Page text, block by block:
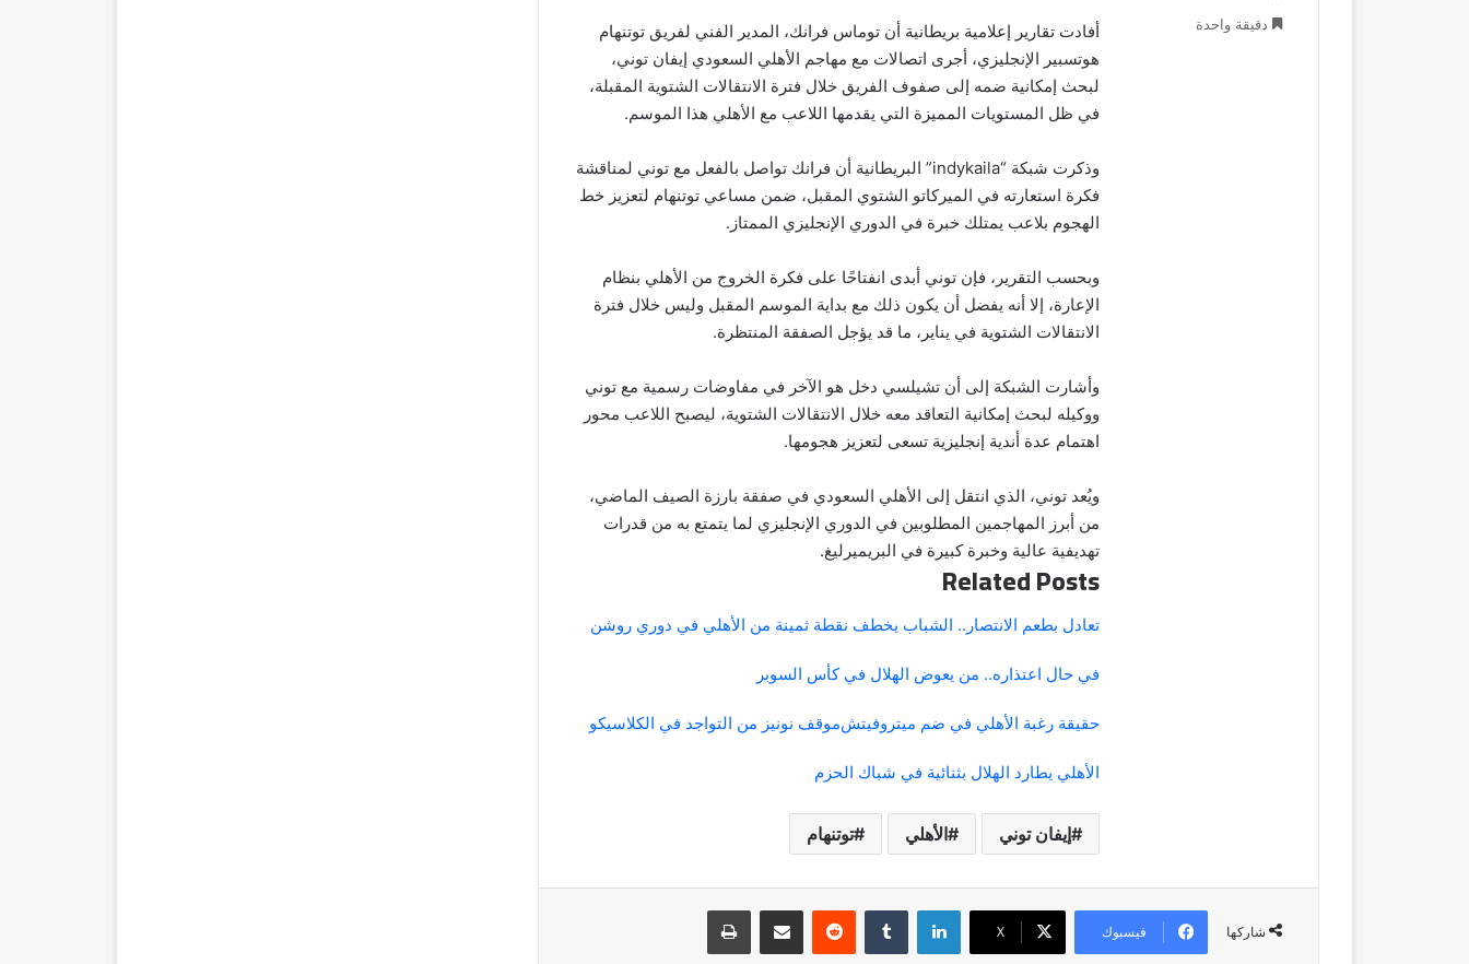
أفادت تقارير إعلامية بريطانية أن توماس فرانك، المدير الفني لفريق توتنهام
هوتسبير الإنجليزي، أجرى اتصالات مع مهاجم الأهلي السعودي إيفان توني،
لبحث إمكانية ضمه إلى صفوف الفريق خلال فترة الانتقالات الشتوية المقبلة،
في ظل المستويات المميزة التي يقدمها اللاعب مع الأهلي هذا الموسم.
وذكرت شبكة “indykaila” البريطانية أن فرانك تواصل بالفعل مع توني لمناقشة
فكرة استعارته في الميركاتو الشتوي المقبل، ضمن مساعي توتنهام لتعزيز خط
الهجوم بلاعب يمتلك خبرة في الدوري الإنجليزي الممتاز.
وبحسب التقرير، فإن توني أبدى انفتاحًا على فكرة الخروج من الأهلي بنظام
الإعارة، إلا أنه يفضل أن يكون ذلك مع بداية الموسم المقبل وليس خلال فترة
الانتقالات الشتوية في يناير، ما قد يؤجل الصفقة المنتظرة.
وأشارت الشبكة إلى أن تشيلسي دخل هو الآخر في مفاوضات رسمية مع توني
ووكيله لبحث إمكانية التعاقد معه خلال الانتقالات الشتوية، ليصبح اللاعب محور
اهتمام عدة أندية إنجليزية تسعى لتعزيز هجومها.
ويُعد توني، الذي انتقل إلى الأهلي السعودي في صفقة بارزة الصيف الماضي،
من أبرز المهاجمين المطلوبين في الدوري الإنجليزي لما يتمتع به من قدرات
تهديفية عالية وخبرة كبيرة في البريميرليغ.
Related Posts
تعادل بطعم الانتصار.. الشباب يخطف نقطة ثمينة من الأهلي في دوري روشن
في حال اعتذاره.. من يعوض الهلال في كأس السوبر
حقيقة رغبة الأهلي في ضم ميتروفيتشموقف نونيز من التواجد في الكلاسيكو
الأهلي يطارد الهلال بثنائية في شباك الحزم
إيفان توني الأهلي توتنهام
دقيقة واحدة
شاركها فيسبوك ‫X
لينكدإن مشاركة عبر البريد طباعة